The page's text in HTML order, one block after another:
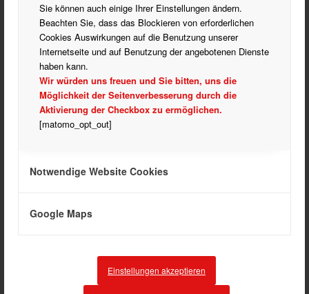
Sie können auch einige Ihrer Einstellungen ändern.
Beachten Sie, dass das Blockieren von erforderlichen
Cookies Auswirkungen auf die Benutzung unserer
Internetseite und auf Benutzung der angebotenen Dienste
haben kann.
Wir würden uns freuen und Sie bitten, uns die
Möglichkeit der Seitenverbesserung durch die
Aktivierung der Checkbox zu ermöglichen.
[matomo_opt_out]
Notwendige Website Cookies
Google Maps
Einstellungen akzeptieren
SV05 Meckenheim e.V.
Heerstraße 47
67149 Meckenheim
Telefon: 06326 7863
info@sv05meckenheim.de
DATENSCHUTZ HINWEISE
IMPRESSUM